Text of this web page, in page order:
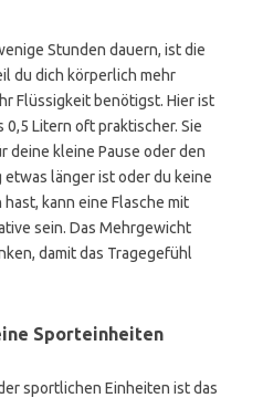
Stunden dauern, ist die
du dich körperlich mehr
Flüssigkeit benötigst. Hier ist
Litern oft praktischer. Sie
deine kleine Pause oder den
länger ist oder du keine
kann eine Flasche mit
sein. Das Mehrgewicht
damit das Tragegefühl
Sporteinheiten
sportlichen Einheiten ist das